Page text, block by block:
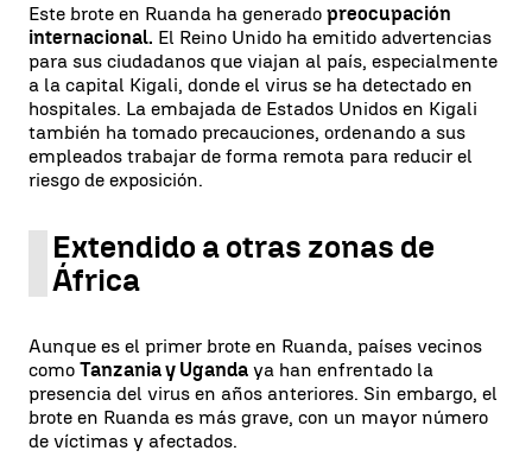
Este brote en Ruanda ha generado preocupación
internacional. El Reino Unido ha emitido advertencias
para sus ciudadanos que viajan al país, especialmente
a la capital Kigali, donde el virus se ha detectado en
hospitales. La embajada de Estados Unidos en Kigali
también ha tomado precauciones, ordenando a sus
empleados trabajar de forma remota para reducir el
riesgo de exposición.
Extendido a otras zonas de
África
Aunque es el primer brote en Ruanda, países vecinos
como Tanzania y Uganda ya han enfrentado la
presencia del virus en años anteriores. Sin embargo, el
brote en Ruanda es más grave, con un mayor número
de víctimas y afectados.